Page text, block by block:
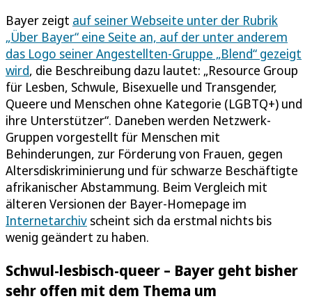
Bayer zeigt auf seiner Webseite unter der Rubrik
„Über Bayer“ eine Seite an, auf der unter anderem
das Logo seiner Angestellten-Gruppe „Blend“ gezeigt
wird, die Beschreibung dazu lautet: „Resource Group
für Lesben, Schwule, Bisexuelle und Transgender,
Queere und Menschen ohne Kategorie (LGBTQ+) und
ihre Unterstützer“. Daneben werden Netzwerk-
Gruppen vorgestellt für Menschen mit
Behinderungen, zur Förderung von Frauen, gegen
Altersdiskriminierung und für schwarze Beschäftigte
afrikanischer Abstammung. Beim Vergleich mit
älteren Versionen der Bayer-Homepage im
Internetarchiv scheint sich da erstmal nichts bis
wenig geändert zu haben.
Schwul-lesbisch-queer – Bayer geht bisher
sehr offen mit dem Thema um